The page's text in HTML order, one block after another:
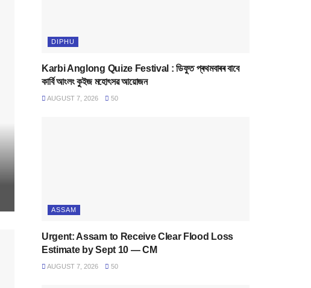
DIPHU
Karbi Anglong Quize Festival : ডিফুত প্ৰথমবাৰৰ বাবে
কাৰ্বি আংলং কুইজ মহোৎসৱ আয়োজন
AUGUST 7, 2026 50
ASSAM
Urgent: Assam to Receive Clear Flood Loss
Estimate by Sept 10 — CM
AUGUST 7, 2026 50